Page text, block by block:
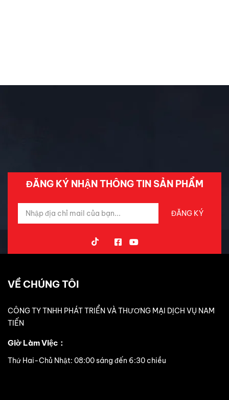
ĐĂNG KÝ NHẬN THÔNG TIN SẢN PHẨM
VỀ CHÚNG TÔI
CÔNG TY TNHH PHÁT TRIỂN VÀ THƯƠNG MẠI DỊCH VỤ NAM
TIẾN
Giờ Làm Việc：
Thứ Hai-Chủ Nhật: 08:00 sáng đến 6:30 chiều